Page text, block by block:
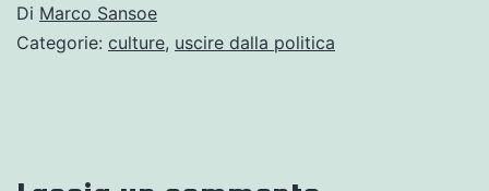
Di Marco Sansoe
Categorie: culture, uscire dalla politica